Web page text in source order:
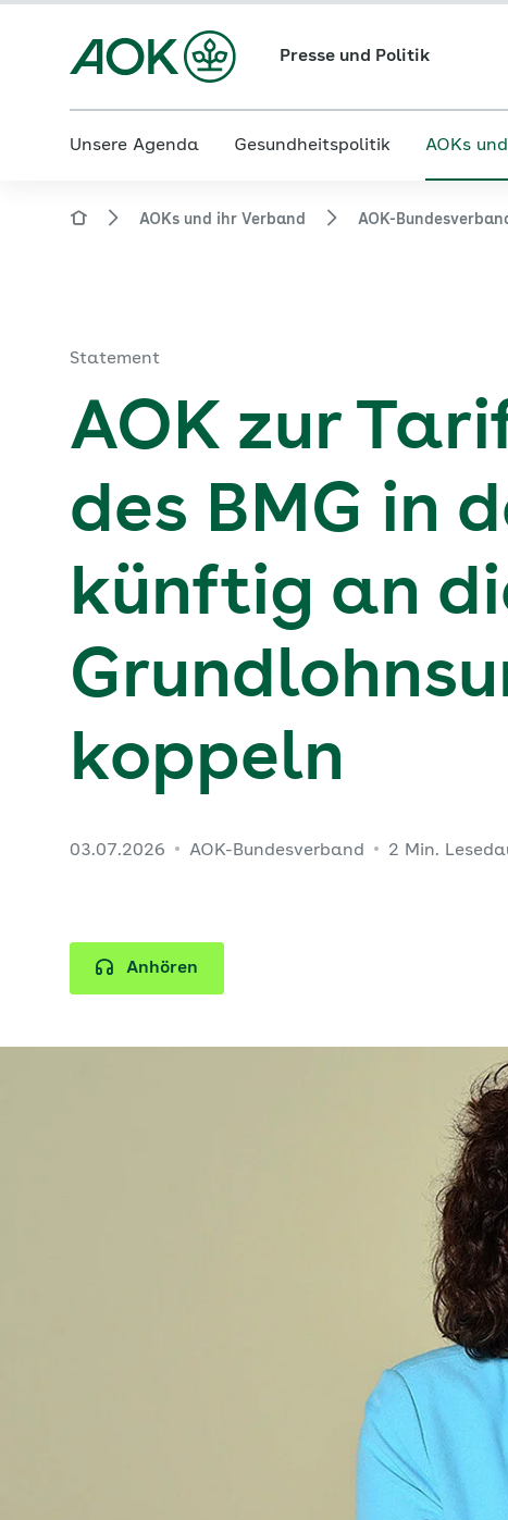
Presse und Politik
Unsere Agenda Gesundheitspolitik AOKs
AOKs und ihr Verband AOK-
Statement
AOK zur
des BMG in
künftig an
koppeln
03.07.2026 AOK-Bundesverband 2 Min.
Anhören